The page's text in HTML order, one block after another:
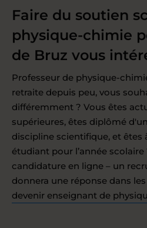
Faire du soutien
physique-chimie
de Bruz vous
Professeur de physique-
retraite depuis peu, vous
différemment ? Vous êtes
supérieures, êtes diplômé
discipline scientifique, et êtes
étudiant pour l’année
candidature en ligne – un
donnera une réponse dans
devenir enseignant de